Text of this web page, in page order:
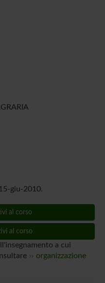
giu-2010.
al corso
al corso
a cui
organizzazione